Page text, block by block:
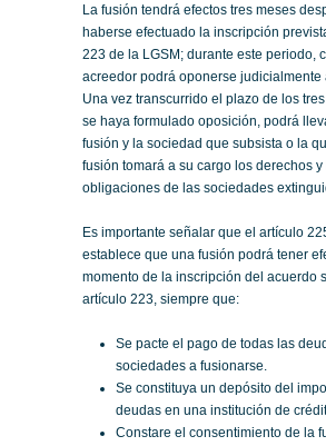
La fusión tendrá efectos tres meses
haberse efectuado la inscripción
223 de la LGSM; durante este periodo,
acreedor podrá oponerse judicialmente
Una vez transcurrido el plazo de los
se haya formulado oposición, podrá
fusión y la sociedad que subsista o la
fusión tomará a su cargo los derechos y
obligaciones de las sociedades
Es importante señalar que el artículo
establece que una fusión podrá tener
momento de la inscripción del acuerdo
artículo 223, siempre que:
Se pacte el pago de todas las
sociedades a fusionarse.
Se constituya un depósito del
deudas en una institución de
Constare el consentimiento de la